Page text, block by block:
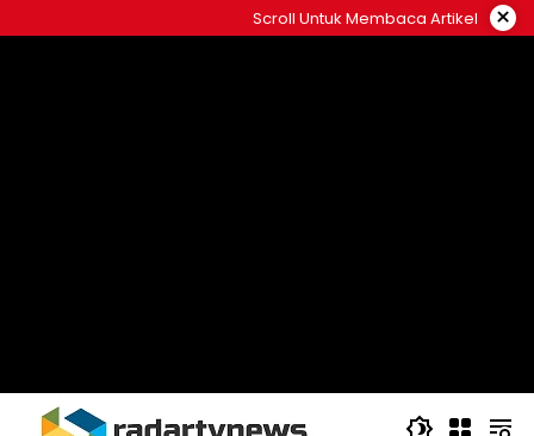
to
Scroll Untuk Membaca Artikel ×